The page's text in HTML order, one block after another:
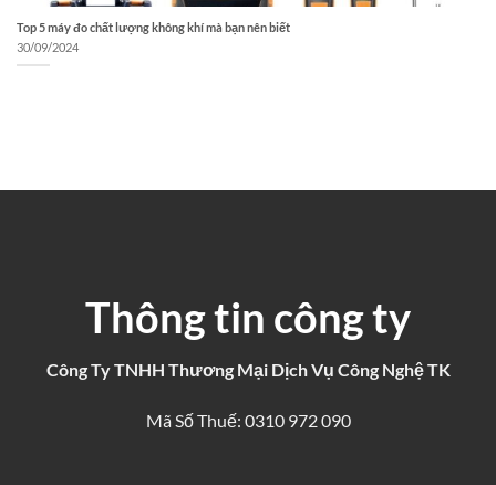
Top 5 máy đo chất lượng không khí mà bạn nên biết
30/09/2024
Thông tin công ty
Công Ty TNHH Thương Mại Dịch Vụ Công Nghệ TK
Mã Số Thuế: 0310 972 090